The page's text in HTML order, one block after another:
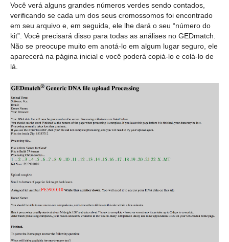
Você verá alguns grandes números verdes sendo contados,
verificando se cada um dos seus cromossomos foi encontrado
em seu arquivo e, em seguida, ele lhe dará o seu “número do
kit”. Você precisará disso para todas as análises no GEDmatch.
Não se preocupe muito em anotá-lo em algum lugar seguro, ele
aparecerá na página inicial e você poderá copiá-lo e colá-lo de
lá.